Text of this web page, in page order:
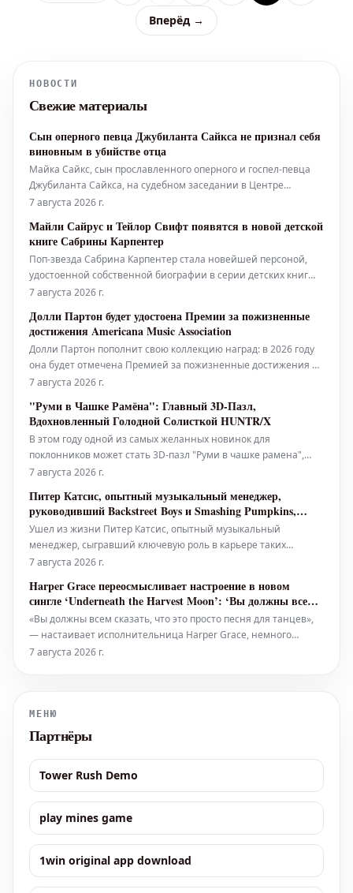
Вперёд →
НОВОСТИ
Свежие материалы
Сын оперного певца Джубиланта Сайкса не признал себя
виновным в убийстве отца
Майка Сайкс, сын прославленного оперного и госпел-певца
Джубиланта Сайкса, на судебном заседании в Центре
уголовного правосудия Фольца в Лос-Анджелесе в четверг, 6
убийстве собственного отца. 31-летний Сайкс-младший был
задержан
7 августа 2026 г.
Майли Сайрус и Тейлор Свифт появятся в новой детской
книге Сабрины Карпентер
Поп-звезда Сабрина Карпентер стала новейшей персоной,
удостоенной собственной биографии в серии детских книг
"Little Golden Book". Книга "Sabrina Carpenter: A Little Golden
сентября 2026 года. Эта иллюстрированная биография
рассказывае
7 августа 2026 г.
Долли Партон будет удостоена Премии за пожизненные
достижения Americana Music Association
Долли Партон пополнит свою коллекцию наград: в 2026 году
она будет отмечена Премией за пожизненные достижения от
Americana Music Association. Эта награда присуждается в знак
песен и творца, а также за создание обширного музыкального
ката
7 августа 2026 г.
"Руми в Чашке Рамёна": Главный 3D-Пазл,
Вдохновленный Голодной Солисткой HUNTR/X
В этом году одной из самых желанных новинок для
поклонников может стать 3D-пазл "Руми в чашке рамена",
который наверняка пополнит ряды культовых игрушек.
мотивам популярного сериала Netflix "KPop Demon Hunters":
138-детальный 3D-пазл, из котор
7 августа 2026 г.
Питер Катсис, опытный музыкальный менеджер,
руководивший Backstreet Boys и Smashing Pumpkins,
скончался в 69 лет
Ушел из жизни Питер Катсис, опытный музыкальный
менеджер, сыгравший ключевую роль в карьере таких
артистов, как Backstreet Boys, Korn, The Smashing Pumpkins и
музыкальной индустрии в 23 года в родном Чикаго, где он
открыл и стал мен
7 августа 2026 г.
Harper Grace переосмысливает настроение в новом
сингле ‘Underneath the Harvest Moon’: ‘Вы должны всем
сказать, что это просто песня для танцев’
«Вы должны всем сказать, что это просто песня для танцев»,
— настаивает исполнительница Harper Grace, немного
нервничая из-за одной фразы в своем завораживающем
7 августа 2026 г.
МЕНЮ
Партнёры
Tower Rush Demo
play mines game
1win original app download